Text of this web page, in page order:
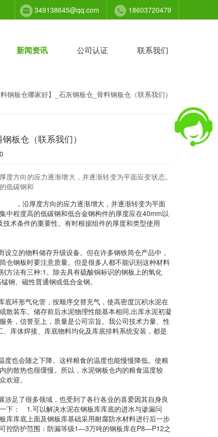
349138645@qq.com 18603720479
新闻资讯 公司认证 联系我们
料钢板仓哪家好】_石灰钢板仓_骨料钢板仓（联系我们）
板仓（联系我们）
方向的应力逐渐增大，并逐渐转变为平面应变状态。
低碳钢和
，沿厚度方向的应力逐渐增大，并逐渐转变为平面
中程度高的低碳钢和低合金钢构件的厚度应在40mm以
术条件的重要性。有时根据组件的厚度和类型使用
立的物料储存升级设备。但在许多钢铁筒仓产品中，
仓钢板时要注意质量。但是很多人都不能识别这种材料
方法有三种:1。除去具有硫酸铜标识的钢板上的氧化
钢、磁性普通钢或低合金钢。
环形气化管，按顺序交替充气，使高密度沉积水泥在
散装车。储存前后水泥物理性能基本相同,出库水泥初凝
务，信誉至上，质量是公司宗旨。我公司技术力量、性
库体焊接、库底物料均化及库底排料系统安装，都是
也会随之下降。这样粮食的温度也能慢慢降低。使粮
的散热也很缓慢。所以，水泥钢板仓内的粮食温度较
迎。
足了很多领域，也受到了各行各业的喜爱因其自身良
下： 1.可以解决水泥在钢板库库底的进水与渗漏问
库库底上面及钢板库基础采用耐腐防水材料进行后一步
控防护范围：防漏等级1—3万吨的钢板库在P8—P12之